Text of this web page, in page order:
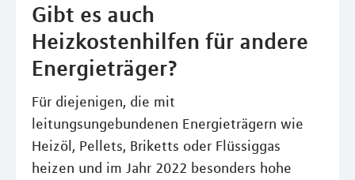
Gibt es auch
Heizkostenhilfen für andere
Energieträger?
Für diejenigen, die mit
leitungsungebundenen Energieträgern wie
Heizöl, Pellets, Briketts oder Flüssiggas
heizen und im Jahr 2022 besonders hohe